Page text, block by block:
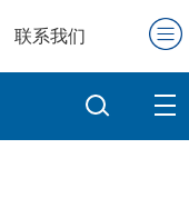
联系我们